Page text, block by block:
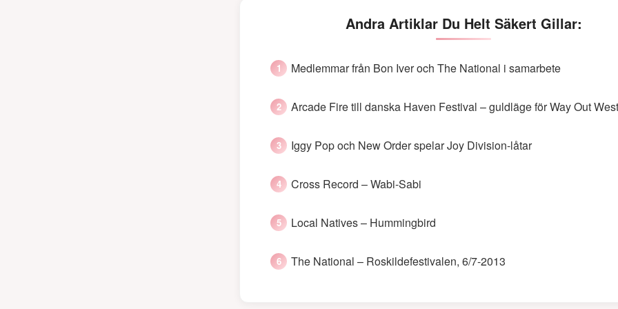
Andra Artiklar Du Helt Säkert Gillar:
Medlemmar från Bon Iver och The National i samarbete
Arcade Fire till danska Haven Festival – guldläge för Way Out West
Iggy Pop och New Order spelar Joy Division-låtar
Cross Record – Wabi-Sabi
Local Natives – Hummingbird
The National – Roskildefestivalen, 6/7-2013